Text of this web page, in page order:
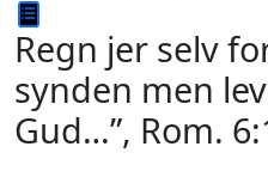
Regn jer selv
synden men
Gud…”, Rom.